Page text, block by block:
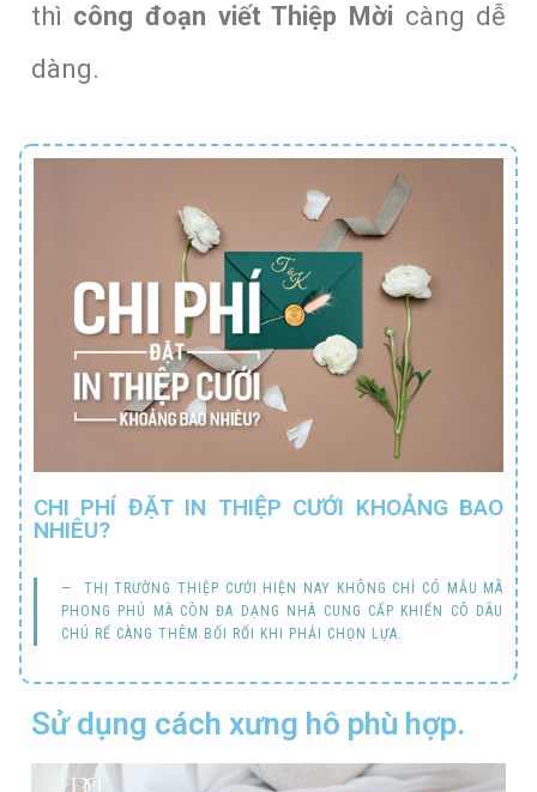
thì công đoạn viết Thiệp Mời càng dễ
dàng.
CHI PHÍ ĐẶT IN THIỆP CƯỚI KHOẢNG BAO
NHIÊU?
THỊ TRƯỜNG THIỆP CƯỚI HIỆN NAY KHÔNG CHỈ CÓ MẪU MÃ
PHONG PHÚ MÀ CÒN ĐA DẠNG NHÀ CUNG CẤP KHIẾN CÔ DÂU
CHÚ RỂ CÀNG THÊM BỐI RỐI KHI PHẢI CHỌN LỰA.
Sử dụng cách xưng hô phù hợp.